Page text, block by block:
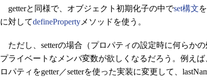
getterと同様で、オブジェクト初期化子の中でset構文
に対してdefineProperty メソッドを使う。
ただし、setterの場合（プロパティの設定時に何らかの
プライベートなメンバ変数が欲しくなるだろう。例えば
ロパティをgetter／setterを使った実装に変更して、